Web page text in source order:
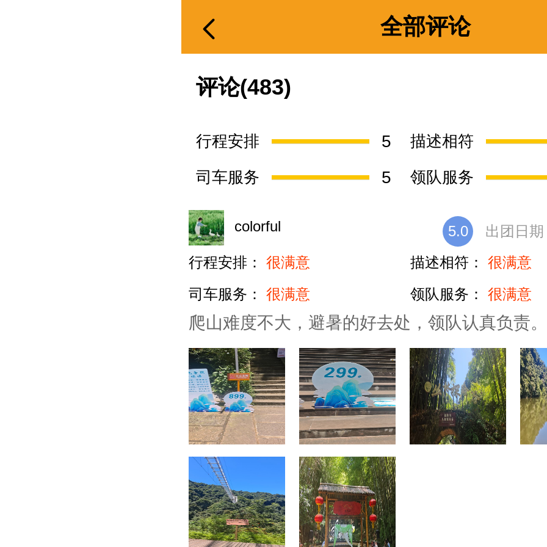
全部评论
评论(483)
行程安排 5
描述相符
司车服务
5 领队服务
colorful 5.0
出团日
行程安排： 很满意 描述相符： 很满意
司车服务： 很满意 领队服务： 很满意
爬山难度不大，避暑的好去处，领队认真负责。